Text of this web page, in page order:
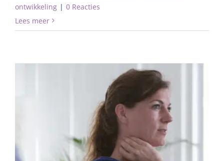
ontwikkeling | 0 Reacties
Lees meer